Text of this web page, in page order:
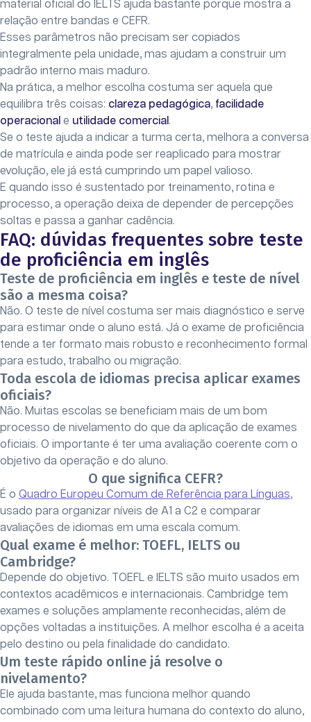
material oficial do IELTS ajuda bastante porque mostra a
relação entre bandas e CEFR.
Esses parâmetros não precisam ser copiados
integralmente pela unidade, mas ajudam a construir um
padrão interno mais maduro.
Na prática, a melhor escolha costuma ser aquela que
equilibra três coisas: clareza pedagógica, facilidade
operacional e utilidade comercial .
Se o teste ajuda a indicar a turma certa, melhora a conversa
de matrícula e ainda pode ser reaplicado para mostrar
evolução, ele já está cumprindo um papel valioso.
E quando isso é sustentado por treinamento, rotina e
processo, a operação deixa de depender de percepções
soltas e passa a ganhar cadência.
FAQ: dúvidas frequentes sobre teste
de proficiência em inglês
Teste de proficiência em inglês e teste de nível
são a mesma coisa?
Não. O teste de nível costuma ser mais diagnóstico e serve
para estimar onde o aluno está. Já o exame de proficiência
tende a ter formato mais robusto e reconhecimento formal
para estudo, trabalho ou migração.
Toda escola de idiomas precisa aplicar exames
oficiais?
Não. Muitas escolas se beneficiam mais de um bom
processo de nivelamento do que da aplicação de exames
oficiais. O importante é ter uma avaliação coerente com o
objetivo da operação e do aluno.
O que significa CEFR?
É o Quadro Europeu Comum de Referência para Línguas,
usado para organizar níveis de A1 a C2 e comparar
avaliações de idiomas em uma escala comum.
Qual exame é melhor: TOEFL, IELTS ou
Cambridge?
Depende do objetivo. TOEFL e IELTS são muito usados em
contextos acadêmicos e internacionais. Cambridge tem
exames e soluções amplamente reconhecidas, além de
opções voltadas a instituições. A melhor escolha é a aceita
pelo destino ou pela finalidade do candidato.
Um teste rápido online já resolve o
nivelamento?
Ele ajuda bastante, mas funciona melhor quando
combinado com uma leitura humana do contexto do aluno,